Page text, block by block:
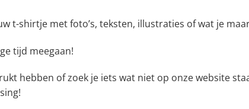
t-shirtje met foto’s, teksten, illustraties of wat je
tijd meegaan!
hebben of zoek je iets wat niet op onze website